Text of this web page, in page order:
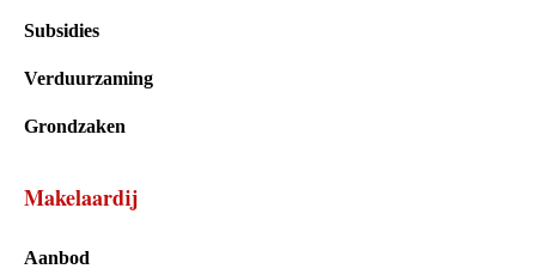
Subsidies
Verduurzaming
Grondzaken
Makelaardij
Aanbod